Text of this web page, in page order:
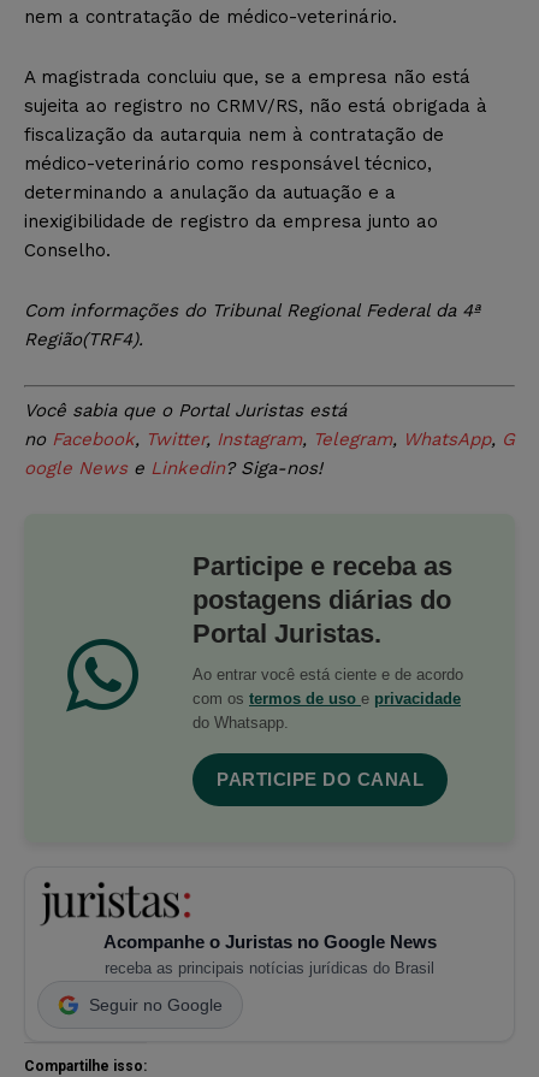
nem a contratação de médico-veterinário.
A magistrada concluiu que, se a empresa não está
sujeita ao registro no CRMV/RS, não está obrigada à
fiscalização da autarquia nem à contratação de
médico-veterinário como responsável técnico,
determinando a anulação da autuação e a
inexigibilidade de registro da empresa junto ao
Conselho.
Com informações do Tribunal Regional Federal da 4ª
Região(TRF4).
Você sabia que o Portal Juristas está
no Facebook, Twitter, Instagram, Telegram, WhatsApp, G
oogle Newse Linkedin? Siga-nos!
Participe e receba as
postagens diárias do
Portal Juristas.
Ao entrar você está ciente e de acordo
com os termos de uso e privacidade
do Whatsapp.
PARTICIPE DO CANAL
Acompanhe o Juristas no Google News
receba as principais notícias jurídicas do Brasil
Seguir no Google
Compartilhe isso: